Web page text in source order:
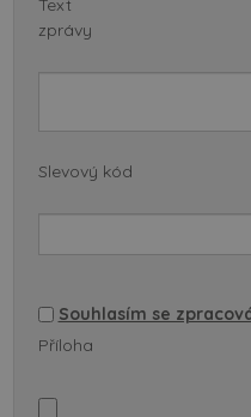
Text
zprávy
Slevový kód
Souhlasím se
Příloha